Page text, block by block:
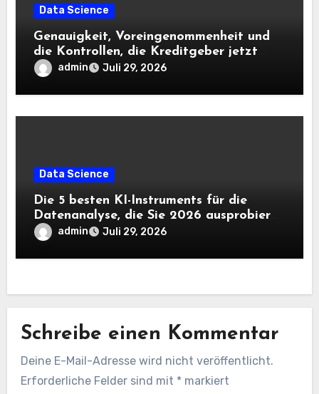
Data Science
Genauigkeit, Voreingenommenheit und
die Kontrollen, die Kreditgeber jetzt
benötigen |
admin Juli 29, 2026
Data Science
Die 5 besten KI-Instruments für die
Datenanalyse, die Sie 2026 ausprobieren
solltenadmin Juli 29, 2026
Schreibe einen Kommentar
Deine E-Mail-Adresse wird nicht veröffentlicht.
Erforderliche Felder sind mit * markiert